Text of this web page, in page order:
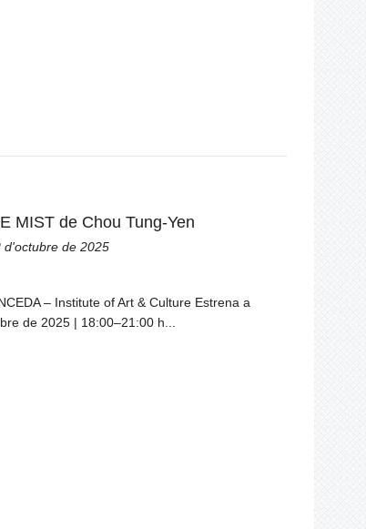
MIST de Chou Tung-Yen
de 2025
– Institute of Art & Culture Estrena a
de 2025 | 18:00–21:00 h...